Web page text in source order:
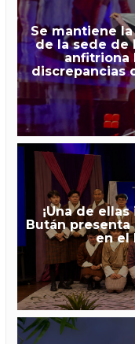
Se mantiene
de la sede de
anfitriona
discrepancias
¡Una de
Bután
en el